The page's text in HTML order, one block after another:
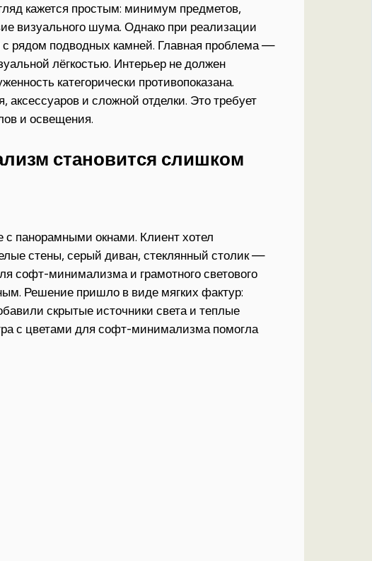
кажется простым: минимум предметов,
визуального шума. Однако при реализации
с рядом подводных камней. Главная проблема —
лёгкостью. Интерьер не должен
категорически противопоказана.
и сложной отделки. Это требует
и освещения.
становится слишком
панорамными окнами. Клиент хотел
стены, серый диван, стеклянный столик —
софт-минимализма и грамотного светового
Решение пришло в виде мягких фактур:
скрытые источники света и теплые
с цветами для софт-минимализма помогла